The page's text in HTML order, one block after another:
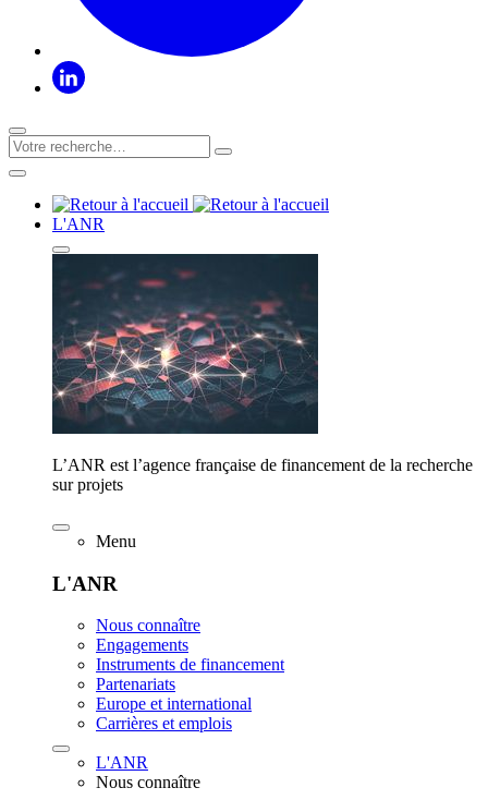
L'ANR
L’ANR est l’agence française de financement de la recherche
sur projets
Menu
L'ANR
Nous connaître
Engagements
Instruments de financement
Partenariats
Europe et international
Carrières et emplois
L'ANR
Nous connaître